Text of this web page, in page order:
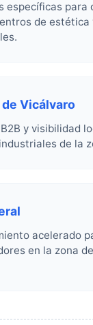
específicas para
de estética
Vicálvaro
y visibilidad
de la
acelerado
en la zona